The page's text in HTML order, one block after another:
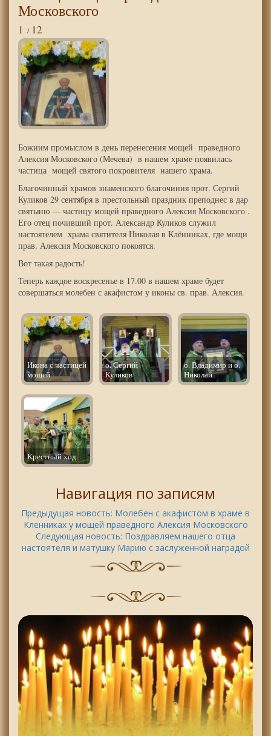
Московского
1 12
Божиим промыслом в день перенесения мощей праведного
Алексия Московского (Мечева) в нашем храме появилась
частица мощей святого покровителя нашего храма.
Благочинный храмов знаменского благочиния прот. Сергий
Куликов 29 сентября в престольный праздник преподнес в дар
святыню — частицу мощей праведного Алексия Московского .
Его отец почивший прот. Александр Куликов служил
настоятелем храма святителя Николая в Клённиках, где мощи
прав. Алексия Московского покоятся.
Вот такая радость!
Теперь каждое воскресенье в 17.00 в нашем храме будет
совершаться молебен с акафистом у иконы св. прав. Алексия.
Икона с частицей
мощей
о. Сергий
Куликов
о. Владимир и о.
Николай
Крестный ход
Навигация по записям
Предыдущая новость: Молебен с акафистом в храме в
Кленниках у мощей праведного Алексия Московского
Следующая новость: Поздравляем нашего отца
настоятеля и матушку Марию с заслуженной наградой